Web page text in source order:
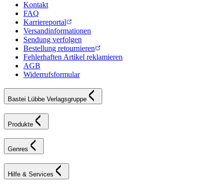
Kontakt
FAQ
Karriereportal
Versandinformationen
Sendung verfolgen
Bestellung retournieren
Fehlerhaften Artikel reklamieren
AGB
Widerrufsformular
Bastei Lübbe Verlagsgruppe
Produkte
Genres
Hilfe & Services